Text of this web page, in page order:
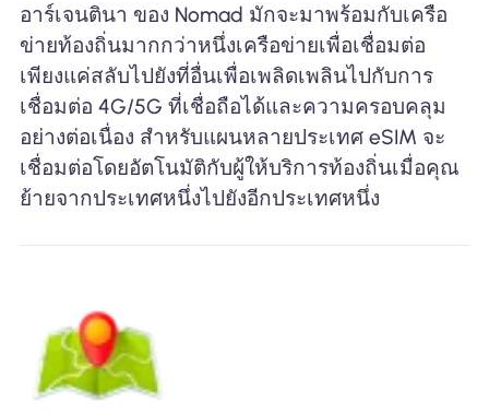
อาร์เจนตินา ของ Nomad มักจะมาพร้อมกับเครือ
ข่ายท้องถิ่นมากกว่าหนึ่งเครือข่ายเพื่อเชื่อมต่อ
เพียงแค่สลับไปยังที่อื่นเพื่อเพลิดเพลินไปกับการ
เชื่อมต่อ 4G/5G ที่เชื่อถือได้และความครอบคลุม
อย่างต่อเนื่อง สำหรับแผนหลายประเทศ eSIM จะ
เชื่อมต่อโดยอัตโนมัติกับผู้ให้บริการท้องถิ่นเมื่อคุณ
ย้ายจากประเทศหนึ่งไปยังอีกประเทศหนึ่ง